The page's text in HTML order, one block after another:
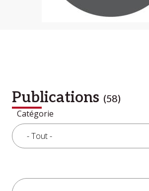
Publications (58)
Catégorie